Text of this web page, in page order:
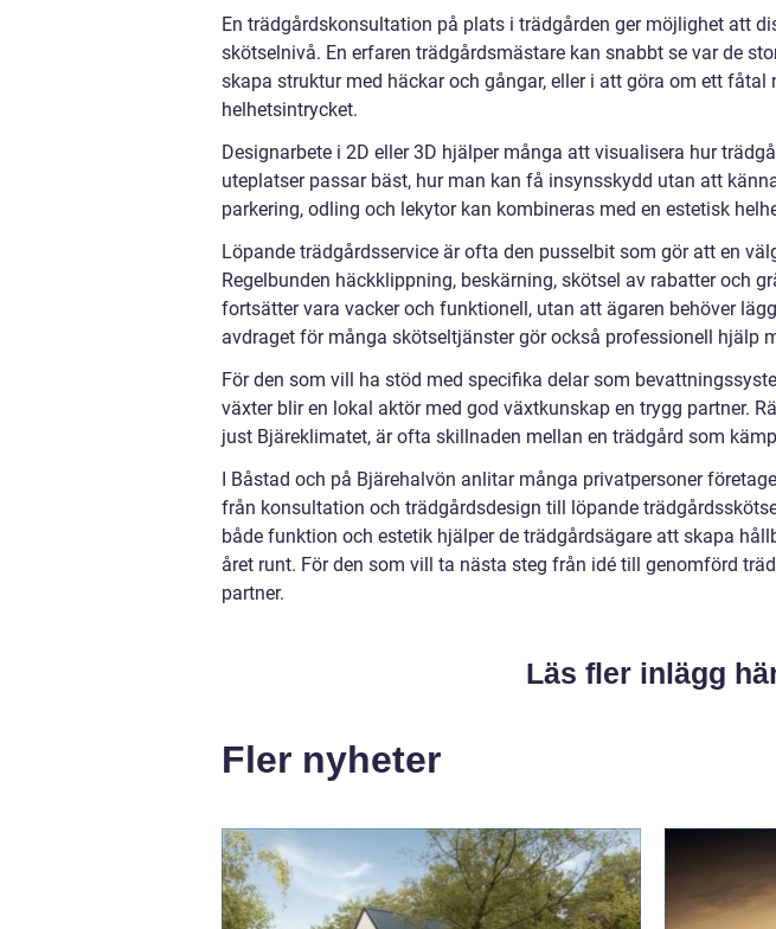
En trädgårdskonsultation på plats i trädgården ger möjlighet att
skötselnivå. En erfaren trädgårdsmästare kan snabbt se var de
skapa struktur med häckar och gångar, eller i att göra om ett
helhetsintrycket.
Designarbete i 2D eller 3D hjälper många att visualisera hur
uteplatser passar bäst, hur man kan få insynsskydd utan att
parkering, odling och lekytor kan kombineras med en estetisk
Löpande trädgårdsservice är ofta den pusselbit som gör att en
Regelbunden häckklippning, beskärning, skötsel av rabatter och
fortsätter vara vacker och funktionell, utan att ägaren behöver
avdraget för många skötseltjänster gör också professionell hjälp
För den som vill ha stöd med specifika delar som
växter blir en lokal aktör med god växtkunskap en trygg partner.
just Bjäreklimatet, är ofta skillnaden mellan en trädgård som
I Båstad och på Bjärehalvön anlitar många privatpersoner
från konsultation och trädgårdsdesign till löpande
både funktion och estetik hjälper de trädgårdsägare att skapa
året runt. För den som vill ta nästa steg från idé till genomförd
partner.
Läs fler inlägg
Fler nyheter